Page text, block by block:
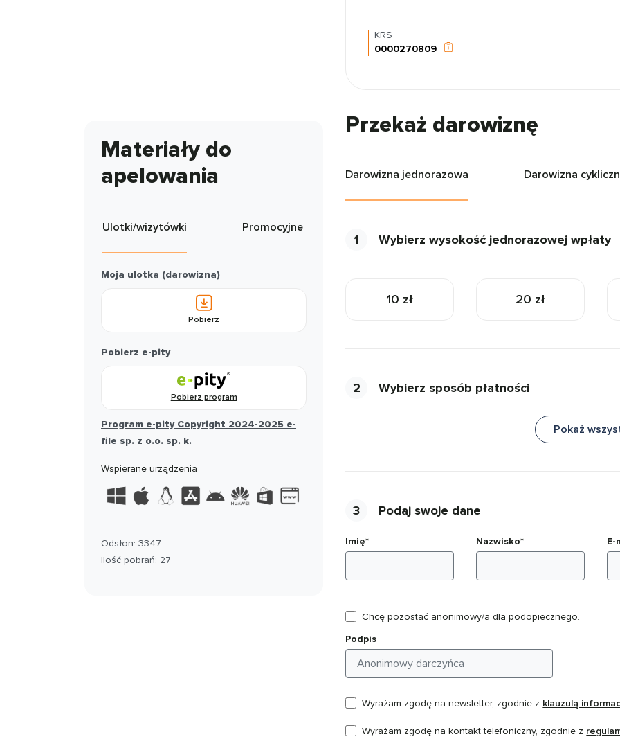
KRS
0000270809
Materiały do
apelowania
Ulotki/wizytówki Promocyjne
Moja ulotka (darowizna)
Pobierz
Pobierz e-pity
Pobierz program
Program e-pity Copyright 2024-2025 e-
file sp. z o.o. sp. k.
Wspierane urządzenia
Odsłon: 3347
Ilość pobrań: 27
Przekaż darowiznę
Darowizna jednorazowa Darowizna
1 Wybierz wysokość jednorazowej wpłaty
10 zł 20 zł
2 Wybierz sposób płatności
Pokaż
3 Podaj swoje dane
Imię* Nazwisko* E-
Chcę pozostać anonimowy/a dla podopiecznego.
Podpis
Wyrażam zgodę na newsletter, zgodnie z klauzulą
Wyrażam zgodę na kontakt telefoniczny, zgodnie z